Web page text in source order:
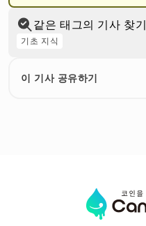
같은 태그의 기사 찾기
기초 지식
이 기사 공유하기